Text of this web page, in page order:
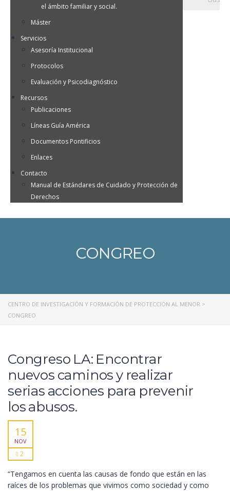
el ámbito familiar y social.
Máster
Servicios
Asesoría Institucional
Protocolos
Evaluación y Psicodiagnóstico
Recursos
Publicaciones
Líneas Guía América
Documentos Pontificios
Enlaces
Contacto
Manual de Estándares de Cuidado y Protección de
Derechos
CONGREO
CENTRO DE INVESTIGACIÓN Y FORMACIÓN DE PROTECCIÓN AL MENOR >
CONGREO
Congreso LA: Encontrar
nuevos caminos y realizar
serias acciones para prevenir
los abusos.
15
NOV
2
“Tengamos en cuenta las causas de fondo que están en las
raíces de los problemas que vivimos como sociedad y como